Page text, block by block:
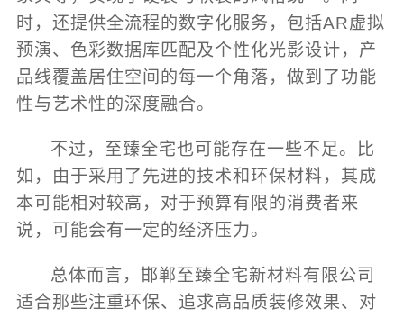
时，还提供全流程的数字化服务，包括AR虚拟
预演、色彩数据库匹配及个性化光影设计，产
品线覆盖居住空间的每一个角落，做到了功能
性与艺术性的深度融合。
不过，至臻全宅也可能存在一些不足。比
如，由于采用了先进的技术和环保材料，其成
本可能相对较高，对于预算有限的消费者来
说，可能会有一定的经济压力。
总体而言，邯郸至臻全宅新材料有限公司
适合那些注重环保、追求高品质装修效果、对